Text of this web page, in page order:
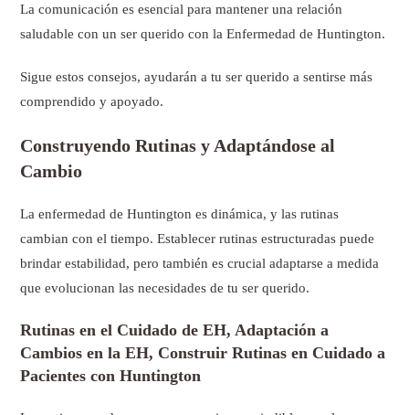
La comunicación es esencial para mantener una relación
saludable con un ser querido con la Enfermedad de Huntington.
Sigue estos consejos, ayudarán a tu ser querido a sentirse más
comprendido y apoyado.
Construyendo Rutinas y Adaptándose al
Cambio
La enfermedad de Huntington es dinámica, y las rutinas
cambian con el tiempo. Establecer rutinas estructuradas puede
brindar estabilidad, pero también es crucial adaptarse a medida
que evolucionan las necesidades de tu ser querido.
Rutinas en el Cuidado de EH, Adaptación a
Cambios en la EH, Construir Rutinas en Cuidado a
Pacientes con Huntington